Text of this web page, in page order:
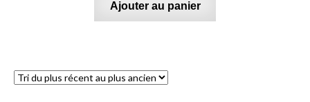
Ajouter au panier